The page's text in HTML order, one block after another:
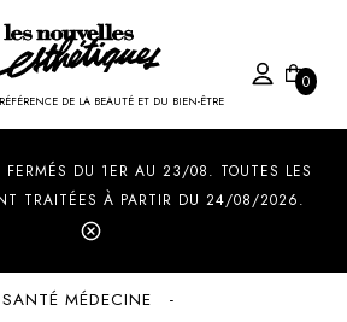
DE LA BEAUTÉ ET DU BIEN-ÊTRE
0
FERMÉS DU 1ER AU 23/08. TOUTES LES
TRAITÉES À PARTIR DU 24/08/2026.
SANTÉ MÉDECINE